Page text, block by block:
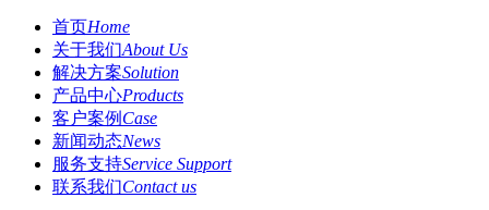
首页Home
关于我们About Us
解决方案Solution
产品中心Products
客户案例 Case
新闻动态News
服务支持Service Support
联系我们Contact us